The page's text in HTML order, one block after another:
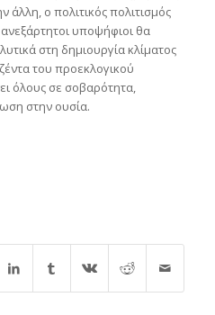
ο πολιτικός πολιτισμός
υποψήφιοι θα
στη δημιουργία κλίματος
του προεκλογικού
όλους σε σοβαρότητα,
στην ουσία.